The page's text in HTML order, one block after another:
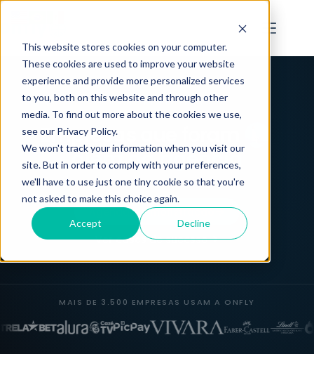
This website stores cookies on your computer.
These cookies are used to improve your website
experience and provide more personalized services
to you, both on this website and through other
media. To find out more about the cookies we use,
see our Privacy Policy.
We won't track your information when you visit our
site. But in order to comply with your preferences,
we'll have to use just one tiny cookie so that you're
not asked to make this choice again.
Accept Decline
CASES DE SUCESSO
Empresas que foram
além da agência
Agendar demonstração
Ver cases de sucesso
MAIS DE 3.500 EMPRESAS USAM A ONFLY